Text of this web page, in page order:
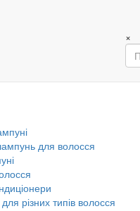
×
для волосся
різних типів волосся